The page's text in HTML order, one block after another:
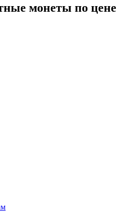
монеты по цене